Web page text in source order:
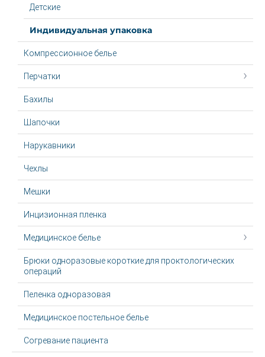
Детские
Индивидуальная упаковка
Компрессионное белье
Перчатки
Бахилы
Шапочки
Нарукавники
Чехлы
Мешки
Инцизионная пленка
Медицинское белье
Брюки одноразовые короткие для проктологических
операций
Пеленка одноразовая
Медицинское постельное белье
Согревание пациента